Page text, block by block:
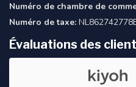
Numéro de chambre de
Numéro de taxe:
Évaluations des